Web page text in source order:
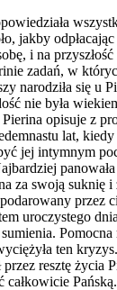
jakby
i na
zadań, w
narodziła się u
nie była
opisuje z
lat,
jej intymnym
za swoją suknię i
przez
uroczystego
ten
przez resztę życia
Pańską.